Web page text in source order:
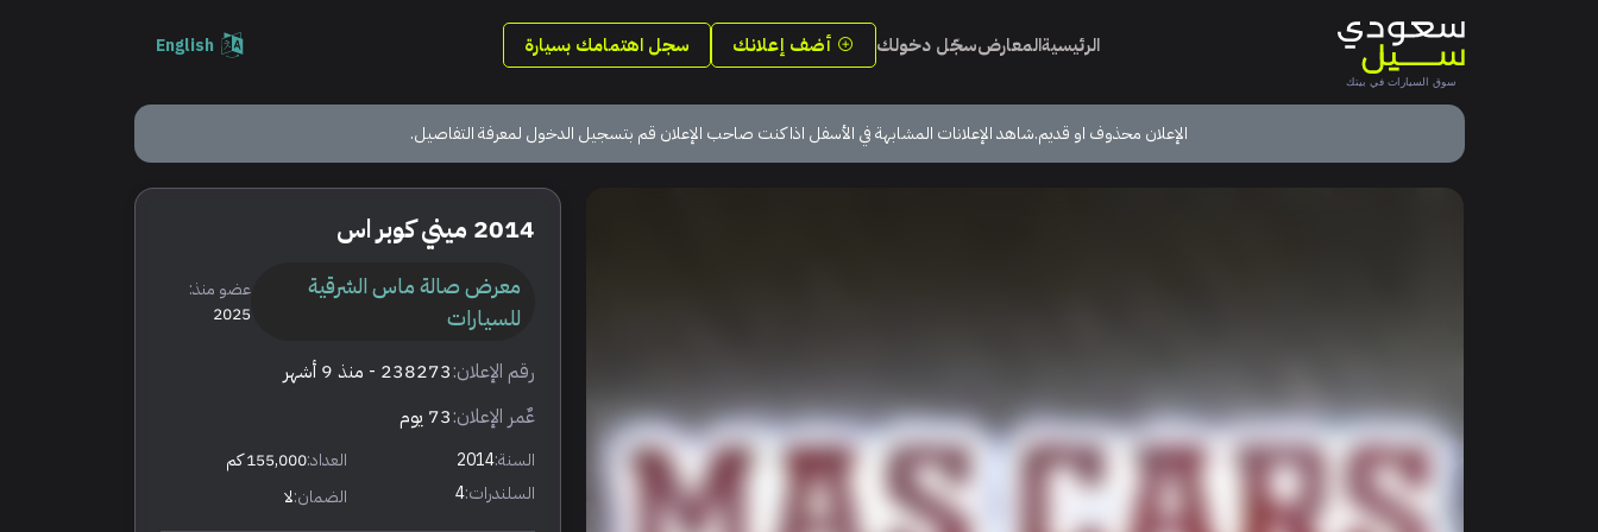
الرئيسيةالمعارضسجّل دخولك أضف إعلانك سجل اهتمامك بسيارة English
الإعلان محذوف او قديم.شاهد الإعلانات المشابهة في الأسفل اذا كنت صاحب الإعلان قم بتسجيل الدخول لمعرفة التفاصيل.
2014 ميني كوبر اس
معرض صالة ماس الشرقية
للسيارات
عضو منذ:
2025
رقم الإعلان:238273 - منذ 9 أشهر
عٌمر الإعلان:73 يوم
السنة:2014 العداد:155,000 كم
السلندرات:4 الضمان:لا